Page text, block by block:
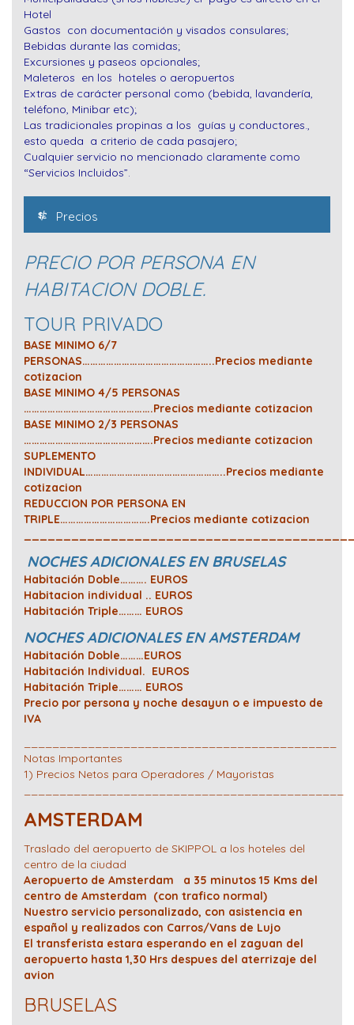
Hotel
Gastos con documentación y visados consulares;
Bebidas durante las comidas;
Excursiones y paseos opcionales;
Maleteros en los hoteles o aeropuertos
Extras de carácter personal como (bebida, lavandería,
teléfono, Minibar etc);
Las tradicionales propinas a los guías y conductores.,
esto queda a criterio de cada pasajero;
Cualquier servicio no mencionado claramente como
“Servicios Incluidos”.
Precios
PRECIO POR PERSONA EN
HABITACION DOBLE.
TOUR PRIVADO
BASE MINIMO 6/7
PERSONAS…………………………………………..Precios mediante
cotizacion
BASE MINIMO 4/5 PERSONAS
………………………………………….Precios mediante cotizacion
BASE MINIMO 2/3 PERSONAS
………………………………………….Precios mediante cotizacion
SUPLEMENTO
INDIVIDUAL……………………………………………..Precios mediante
cotizacion
REDUCCION POR PERSONA EN
TRIPLE…………………………….Precios mediante cotizacion
NOCHES ADICIONALES EN BRUSELAS
Habitación Doble………. EUROS
Habitacion individual .. EUROS
Habitación Triple……… EUROS
NOCHES ADICIONALES EN AMSTERDAM
Habitación Doble………EUROS
Habitación Individual. EUROS
Habitación Triple……… EUROS
Precio por persona y noche desayun o e impuesto de
IVA
Notas Importantes
1) Precios Netos para Operadores / Mayoristas
AMSTERDAM
Traslado del aeropuerto de SKIPPOL a los hoteles del
centro de la ciudad
Aeropuerto de Amsterdam a 35 minutos 15 Kms del
centro de Amsterdam (con trafico normal)
Nuestro servicio personalizado, con asistencia en
español y realizados con Carros/Vans de Lujo
El transferista estara esperando en el zaguan del
aeropuerto hasta 1,30 Hrs despues del aterrizaje del
avion
BRUSELAS